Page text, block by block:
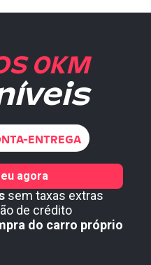
0KM
ENTREGA
sem taxas extras
de crédito
do carro próprio
agora